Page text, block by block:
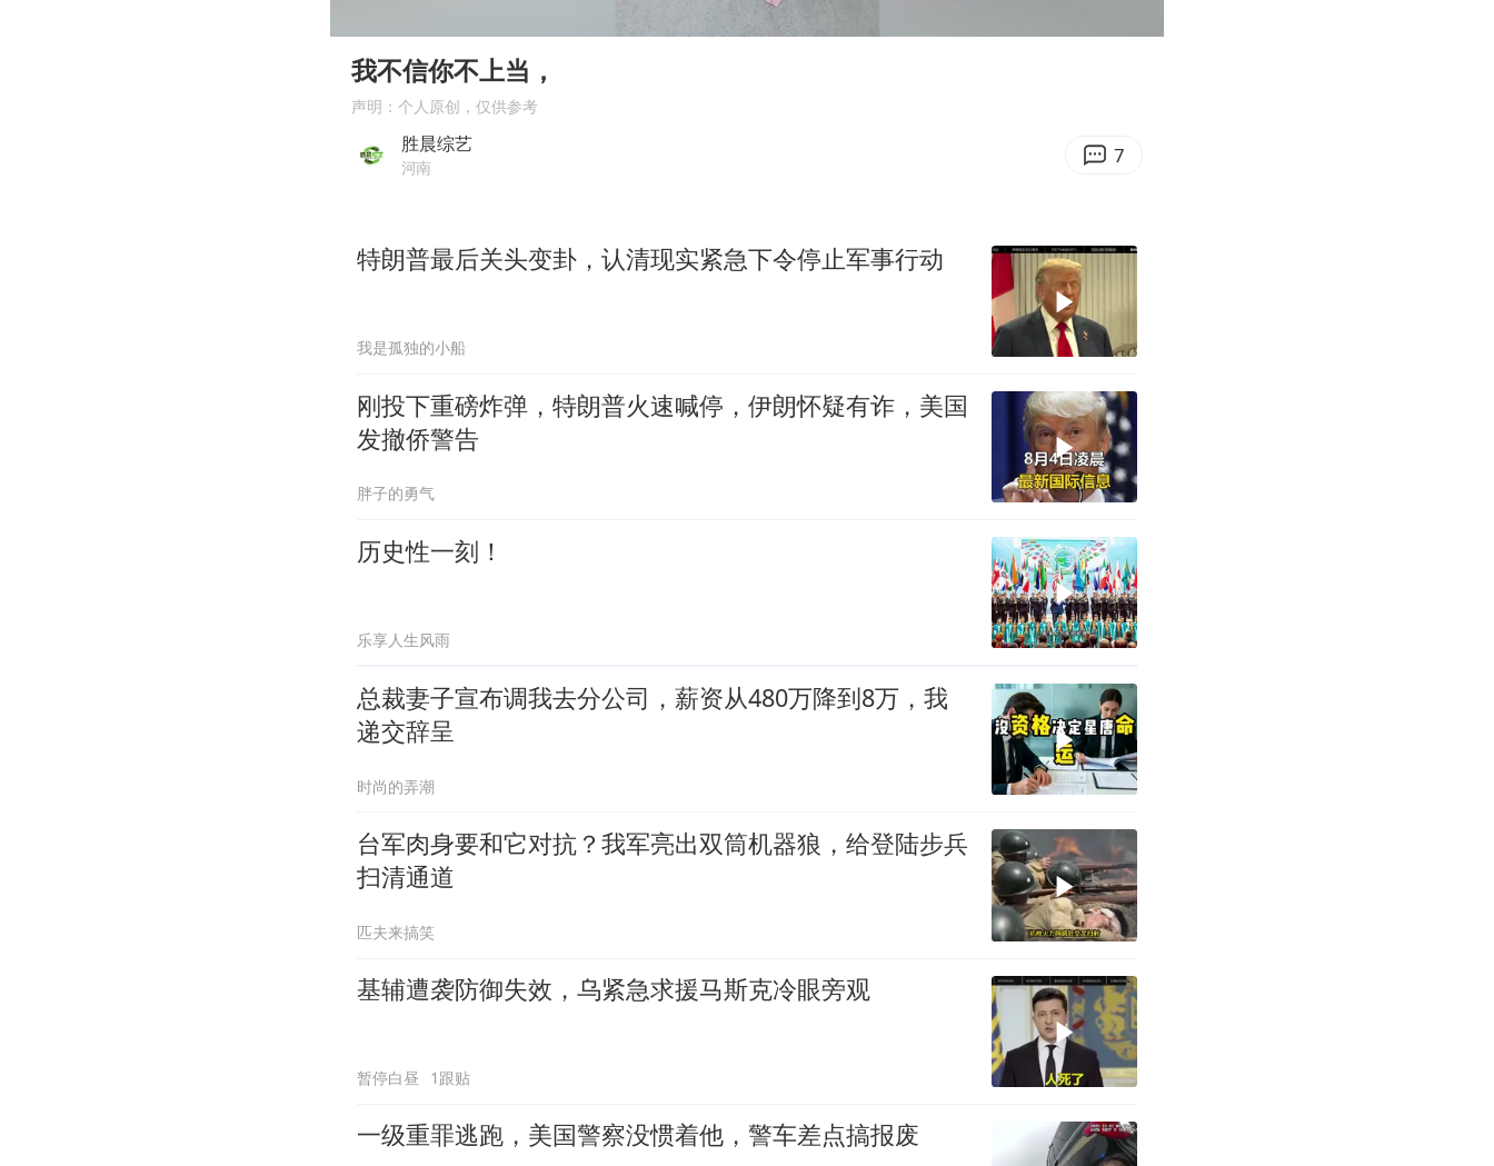
超颖电子拟投资20.86亿建设新项目
国防部：中国军队坚决反制任何闹海挑衅图谋
公司“上四休三”但要降薪1000元
我不信你不上当，
声明：个人原创，仅供参考
胜晨综艺
河南 7
特朗普最后关头变卦，认清现实紧急下令停止军事行动
我是孤独的小船
刚投下重磅炸弹，特朗普火速喊停，伊朗怀疑有诈，美国
发撤侨警告
胖子的勇气
历史性一刻！
乐享人生风雨
总裁妻子宣布调我去分公司，薪资从480万降到8万，我
递交辞呈
时尚的弄潮
台军肉身要和它对抗？我军亮出双筒机器狼，给登陆步兵
扫清通道
匹夫来搞笑
基辅遭袭防御失效，乌紧急求援马斯克冷眼旁观
暂停白昼 1跟贴
一级重罪逃跑，美国警察没惯着他，警车差点搞报废